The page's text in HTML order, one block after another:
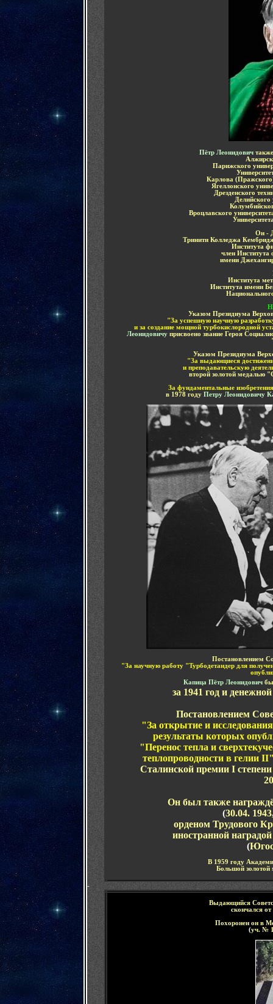
Пётр Леонидович
Парижского
Карлова
Ягеллонского
Дрезденского
Делийского
Вроцлавского
Он -
Тринити Колледжа
Института
член Института
имени Д
Института
Института имени Б
Указом Президиума
"За успешную научную
и за создание мощной турбокислородной
Леонидовичу присвоено звание Героя
Указом Президиума
"За выдающиеся
и преподавательскую
второй золотой медалью
За фундаментальные
в 1978 году Петру Леонидовичу
Постановлением
"За научную работу "Турбодетандер для
Капица Пётр Леонидович
за 1941 год и
Постановлением
"За открытие и
результаты которых
"Перенос тепла и
теплопроводности в гелии
Сталинской премии I
Он был также н
(30.04.
орденом Трудового
иностранной
(
В 1959 году
Большой золотой
-
Выдающийся
скончался от
Похоронен он в
(уч. №